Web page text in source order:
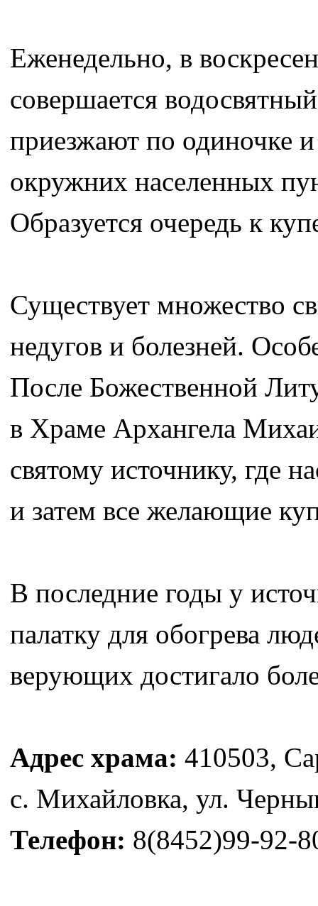
Еженедельно, в
совершается
приезжают по одиночке
окружних населенных
Образуется очередь к
Существует множество
недугов и болезней.
После Божественной
в Храме Архангела
святому источнику, где
и затем все желающие
В последние годы у
палатку для обогрева
верующих достигало
Адрес храма: 410503,
с. Михайловка, ул.
Телефон: 8(8452)99-92-